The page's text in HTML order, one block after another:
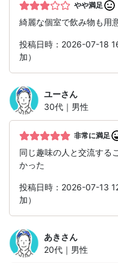
やや満足
綺麗な個室で飲み物も用
投稿日時：2026-07-18
加）
ユーさん
30代｜男性
非常に満足
同じ趣味の人と交流する
かった
投稿日時：2026-07-13
加）
あきさん
20代｜男性